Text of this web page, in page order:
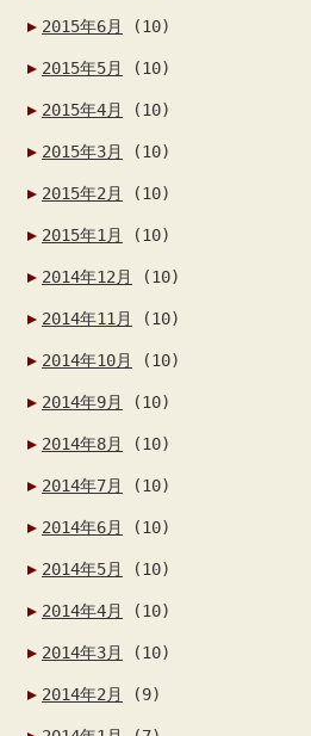
2015年6月 (10)
2015年5月 (10)
2015年4月 (10)
2015年3月 (10)
2015年2月 (10)
2015年1月 (10)
2014年12月 (10)
2014年11月 (10)
2014年10月 (10)
2014年9月 (10)
2014年8月 (10)
2014年7月 (10)
2014年6月 (10)
2014年5月 (10)
2014年4月 (10)
2014年3月 (10)
2014年2月 (9)